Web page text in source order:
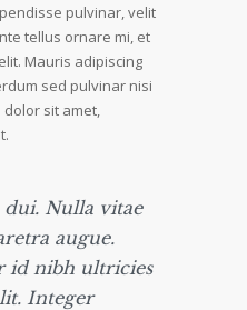
pulvinar, velit
tellus ornare mi, et
Mauris adipiscing
sed pulvinar nisi
dolor sit amet,
dui. Nulla vitae
augue.
id nibh ultricies
Integer